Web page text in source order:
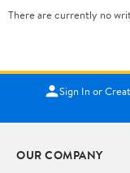
There are currently no
Sign In or
OUR COMPANY